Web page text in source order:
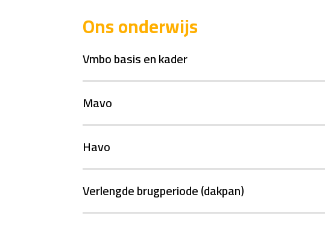
Ons onderwijs
Vmbo basis en kader
Mavo
Havo
Verlengde brugperiode (dakpan)